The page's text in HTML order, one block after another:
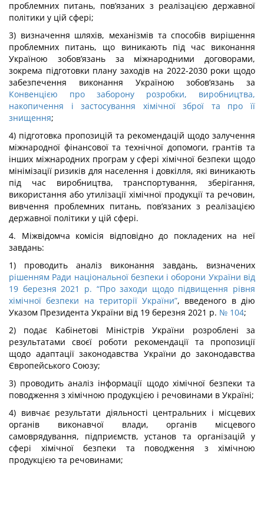
проблемних питань, пов’язаних з реалізацією державної
політики у цій сфері;
3) визначення шляхів, механізмів та способів вирішення
проблемних питань, що виникають під час виконання
Україною зобов’язань за міжнародними договорами,
зокрема підготовки плану заходів на 2022-2030 роки щодо
забезпечення виконання Україною зобов’язань за
Конвенцією про заборону розробки, виробництва,
накопичення і застосування хімічної зброї та про її
знищення;
4) підготовка пропозицій та рекомендацій щодо залучення
міжнародної фінансової та технічної допомоги, грантів та
інших міжнародних програм у сфері хімічної безпеки щодо
мінімізації ризиків для населення і довкілля, які виникають
під час виробництва, транспортування, зберігання,
використання або утилізації хімічної продукції та речовин,
вивчення проблемних питань, пов’язаних з реалізацією
державної політики у цій сфері.
4. Міжвідомча комісія відповідно до покладених на неї
завдань:
1) проводить аналіз виконання завдань, визначених
рішенням Ради національної безпеки і оборони України від
19 березня 2021 р. “Про заходи щодо підвищення рівня
хімічної безпеки на території України”, введеного в дію
Указом Президента України від 19 березня 2021 р. № 104;
2) подає Кабінетові Міністрів України розроблені за
результатами своєї роботи рекомендації та пропозиції
щодо адаптації законодавства України до законодавства
Європейського Союзу;
3) проводить аналіз інформації щодо хімічної безпеки та
поводження з хімічною продукцією і речовинами в Україні;
4) вивчає результати діяльності центральних і місцевих
органів виконавчої влади, органів місцевого
самоврядування, підприємств, установ та організацій у
сфері хімічної безпеки та поводження з хімічною
продукцією та речовинами;